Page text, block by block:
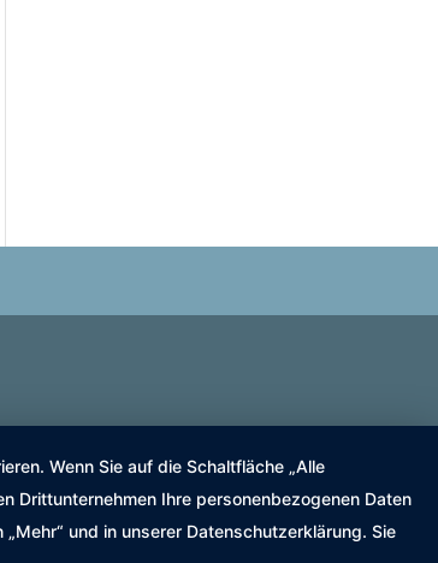
Wenn Sie auf die Schaltfläche „Alle
Drittunternehmen Ihre personenbezogenen Daten
und in unserer Datenschutzerklärung. Sie